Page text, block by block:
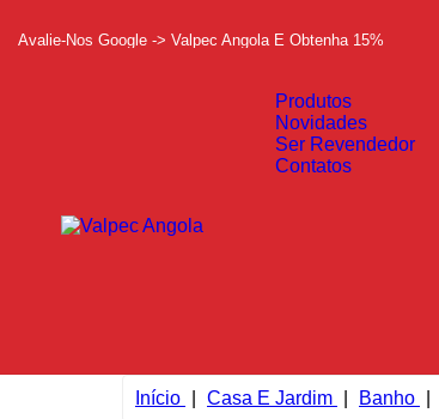
Avalie-Nos Google -> Valpec Angola E Obtenha 15%
Produtos
Novidades
Ser Revendedor
Contatos
Início Casa E Jardim Banho